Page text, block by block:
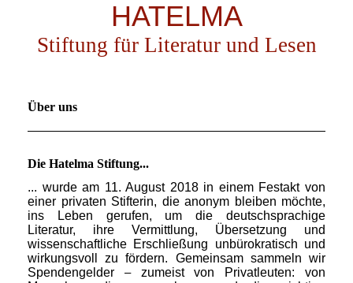
HATELMA
Stiftung für Literatur und Lesen
Über uns
Die Hatelma Stiftung...
... wurde am 11. August 2018 in einem Festakt von
einer privaten Stifterin, die anonym bleiben möchte,
ins Leben gerufen, um die deutschsprachige
Literatur, ihre Vermittlung, Übersetzung und
wissenschaftliche Erschließung unbürokratisch und
wirkungsvoll zu fördern. Gemeinsam sammeln wir
Spendengelder –zumeist von Privatleuten: von